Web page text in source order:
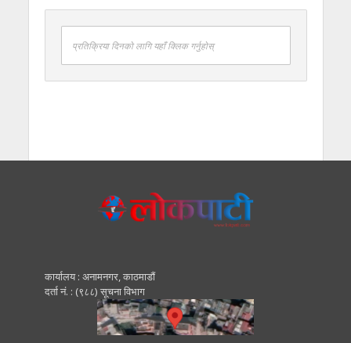
प्रतिक्रिया दिनको लागि यहाँ क्लिक गर्नुहोस्
कार्यालय : अनामनगर, काठमाडाैं
दर्ता नं. : (९८८) सूचना विभाग